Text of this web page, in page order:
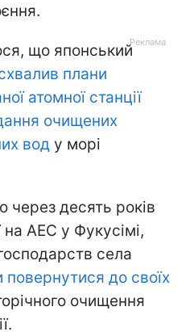
що японський
плани
атомної станції
очищених
вод у морі
десять років
на АЕС у Фукусімі,
села
повернутися до своїх
очищення